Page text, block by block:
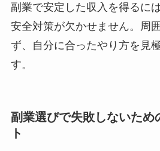
副業で安定した収入を得るに
安全対策が欠かせません。周
ず、自分に合ったやり方を見
す。
副業選びで失敗しないため
ト